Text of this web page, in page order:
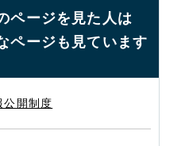
ページを見た人は
ページも見ています
公開制度